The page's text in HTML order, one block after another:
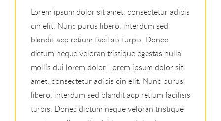
Lorem ipsum dolor sit amet, consectetur adipis
cin elit. Nunc purus libero, interdum sed
blandit acp retium facilisis turpis. Donec
dictum neque veloran tristique egestas nulla
mollis dui lorem dolor. Lorem ipsum dolor sit
amet, consectetur adipis cin elit. Nunc purus
libero, interdum sed blandit acp retium facilisis
turpis. Donec dictum neque veloran tristique